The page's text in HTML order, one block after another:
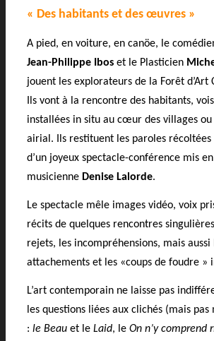
« Des habitants et des œuvres »
A pied, en voiture, en canöe, le
Jean-Philippe Ibos et le Plasticien
jouent les explorateurs de la Forêt d’Art
Ils vont à la rencontre des habitants,
installées in situ au cœur des villages ou
airial. Ils restituent les paroles récoltées
d’un joyeux spectacle-conférence mis
musicienne Denise Lalorde.
Le spectacle mêle images vidéo, voix
récits de quelques rencontres
rejets, les incompréhensions, mais aussi
attachements et les «coups de foudre »
L’art contemporain ne laisse pas
les questions liées aux clichés (mais
: le Beau et le Laid, le On n’y comprend